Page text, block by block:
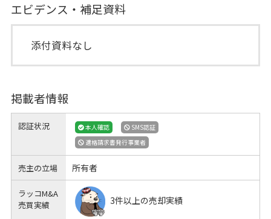
エビデンス・補足資料
添付資料なし
掲載者情報
認証状況 本人確認
SMS認証
適格請求書発行事業者
売主の立場 所有者
ラッコM&A
売買実績
3件以上の売却実績